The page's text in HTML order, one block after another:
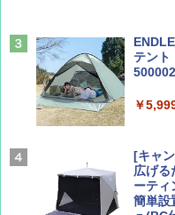
球の歩
A26 地
テント
￥
[キャ
広げる
ーティ
簡単設